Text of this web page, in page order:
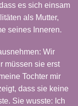
es sich einsam
als Mutter,
seines Inneren.
Wir
müssen sie erst
Tochter mir
dass sie keine
Sie wusste: Ich